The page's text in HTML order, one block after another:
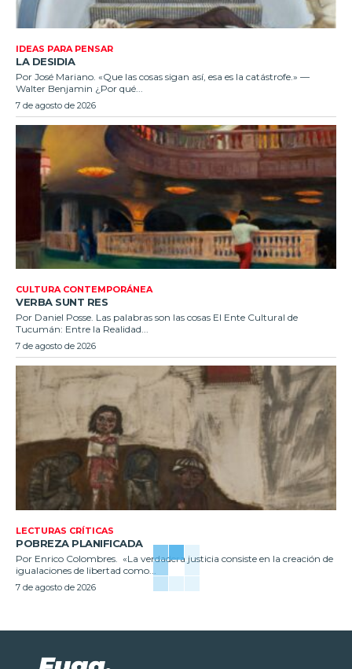
IDEAS PARA PENSAR
LA DESIDIA
Por José Mariano. «Que las cosas sigan así, esa es la catástrofe.» —
Walter Benjamin ¿Por qué...
7 de agosto de 2026
CULTURA CONTEMPORÁNEA
VERBA SUNT RES
Por Daniel Posse. Las palabras son las cosas El Ente Cultural de
Tucumán: Entre la Realidad...
7 de agosto de 2026
LECTURAS CRÍTICAS
POBREZA PLANIFICADA
Por Enrico Colombres. «La verdadera justicia consiste en la creación de
igualaciones de libertad como...
7 de agosto de 2026